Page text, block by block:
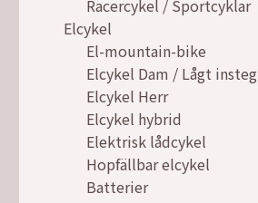
Racercykel / Sportcyklar
Elcykel
El-mountain-bike
Elcykel Dam / Lågt insteg
Elcykel Herr
Elcykel hybrid
Elektrisk lådcykel
Hopfällbar elcykel
Batterier